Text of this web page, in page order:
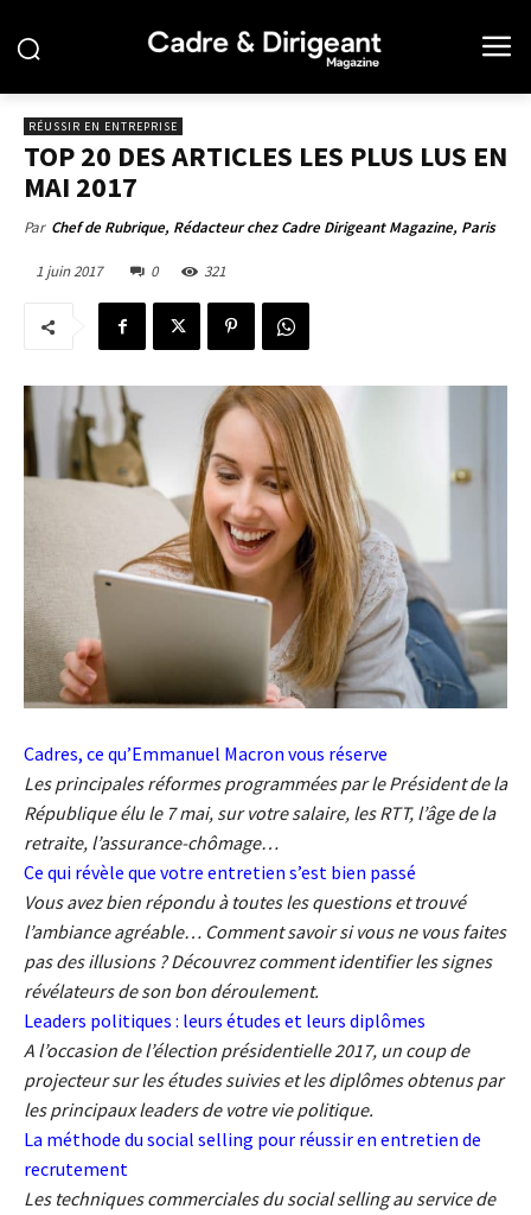
RÉUSSIR EN ENTREPRISE
TOP 20 DES ARTICLES LES PLUS LUS EN
MAI 2017
Par Chef de Rubrique, Rédacteur chez Cadre Dirigeant Magazine, Paris
1 juin 2017 0 321
Cadres, ce qu’Emmanuel Macron vous réserve
Les principales réformes programmées par le Président de la
République élu le 7 mai, sur votre salaire, les RTT, l’âge de la
retraite, l’assurance-chômage…
Ce qui révèle que votre entretien s’est bien passé
Vous avez bien répondu à toutes les questions et trouvé
l’ambiance agréable… Comment savoir si vous ne vous faites
pas des illusions ? Découvrez comment identifier les signes
révélateurs de son bon déroulement.
Leaders politiques : leurs études et leurs diplômes
A l’occasion de l’élection présidentielle 2017, un coup de
projecteur sur les études suivies et les diplômes obtenus par
les principaux leaders de votre vie politique.
La méthode du social selling pour réussir en entretien de
recrutement
Les techniques commerciales du social selling au service de